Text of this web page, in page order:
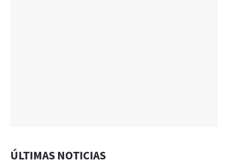
ÚLTIMAS NOTICIAS